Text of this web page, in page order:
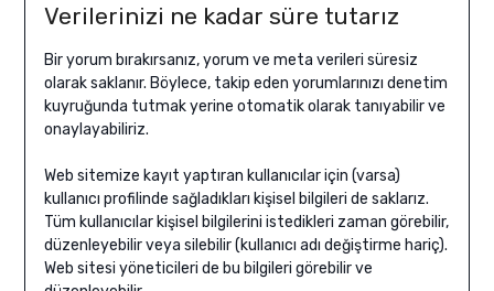
Verilerinizi ne kadar süre tutarız
Bir yorum bırakırsanız, yorum ve meta verileri süresiz
olarak saklanır. Böylece, takip eden yorumlarınızı denetim
kuyruğunda tutmak yerine otomatik olarak tanıyabilir ve
onaylayabiliriz.
Web sitemize kayıt yaptıran kullanıcılar için (varsa)
kullanıcı profilinde sağladıkları kişisel bilgileri de saklarız.
Tüm kullanıcılar kişisel bilgilerini istedikleri zaman görebilir,
düzenleyebilir veya silebilir (kullanıcı adı değiştirme hariç).
Web sitesi yöneticileri de bu bilgileri görebilir ve